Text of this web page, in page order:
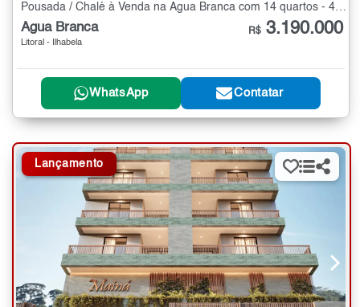
Pousada / Chalé à Venda na Água Branca com 14 quartos - 455 m²
Água Branca
Litoral - Ilhabela
R$ 3.190.000
WhatsApp Contatar
Lançamento